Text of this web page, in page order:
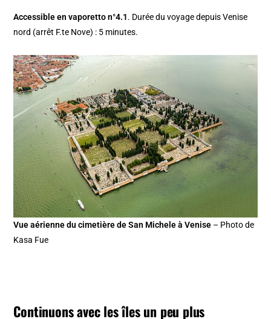
Accessible en vaporetto n°4.1. Durée du voyage depuis Venise
nord (arrêt F.te Nove) : 5 minutes.
Vue aérienne du cimetière de San Michele à Venise – Photo de
Kasa Fue
Continuons avec les îles un peu plus